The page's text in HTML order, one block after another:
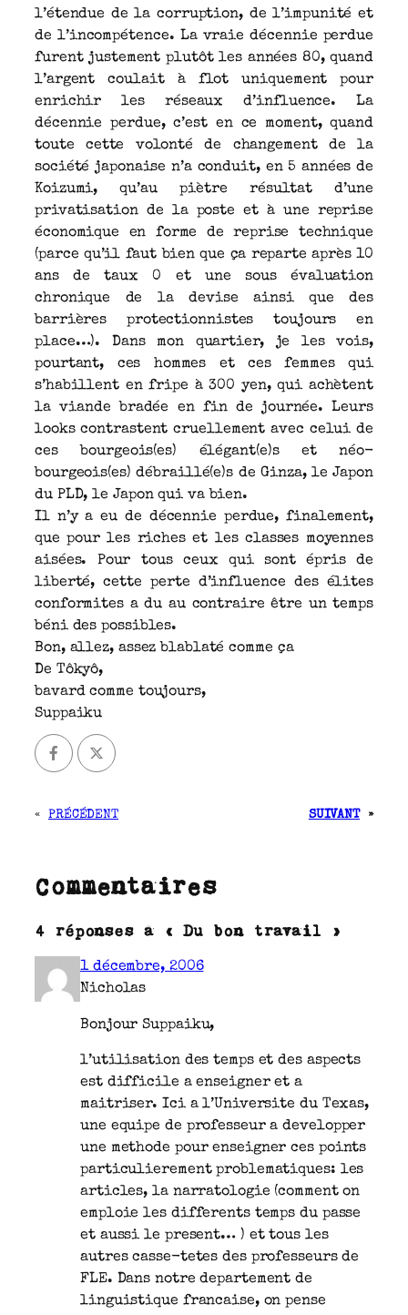
l’étendue de la corruption, de l’impunité et
de l’incompétence. La vraie décennie perdue
furent justement plutôt les années 80, quand
l’argent coulait à flot uniquement pour
enrichir les réseaux d’influence. La
décennie perdue, c’est en ce moment, quand
toute cette volonté de changement de la
société japonaise n’a conduit, en 5 années de
Koizumi, qu’au piètre résultat d’une
privatisation de la poste et à une reprise
économique en forme de reprise technique
(parce qu’il faut bien que ça reparte après 10
ans de taux 0 et une sous évaluation
chronique de la devise ainsi que des
barrières protectionnistes toujours en
place…). Dans mon quartier, je les vois,
pourtant, ces hommes et ces femmes qui
s’habillent en fripe à 300 yen, qui achètent
la viande bradée en fin de journée. Leurs
looks contrastent cruellement avec celui de
ces bourgeois(es) élégant(e)s et néo-
bourgeois(es) débraillé(e)s de Ginza, le Japon
du PLD, le Japon qui va bien.
Il n’y a eu de décennie perdue, finalement,
que pour les riches et les classes moyennes
aisées. Pour tous ceux qui sont épris de
liberté, cette perte d’influence des élites
conformites a du au contraire être un temps
béni des possibles.
Bon, allez, assez blablaté comme ça
De Tôkyô,
bavard comme toujours,
Suppaiku
« PRÉCÉDENT SUIVANT »
Commentaires
4 réponses à « Du bon travail »
1 décembre, 2006
Nicholas
Bonjour Suppaiku,
l’utilisation des temps et des aspects
est difficile a enseigner et a
maitriser. Ici a l’Universite du Texas,
une equipe de professeur a developper
une methode pour enseigner ces points
particulierement problematiques: les
articles, la narratologie (comment on
emploie les differents temps du passe
et aussi le present… ) et tous les
autres casse-tetes des professeurs de
FLE. Dans notre departement de
linguistique francaise, on pense